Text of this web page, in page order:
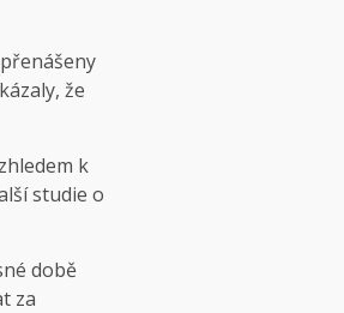
že
k
studie o
době
za